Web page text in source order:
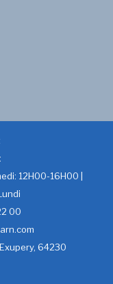
12H00-16H00 |
00
Exupery, 64230